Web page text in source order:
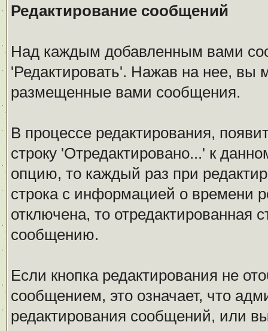
Редактирование сообщений
Над каждым добавленным вами
'Редактировать'. Нажав на нее, вы
размещенные вами сообщения.
В процессе редактирования,
строку 'Отредактировано...' к
опцию, то каждый раз при
строка с информацией о времени
отключена, то отредактированная
сообщению.
Если кнопка редактирования не
сообщением, это означает, что
редактирования сообщений, или